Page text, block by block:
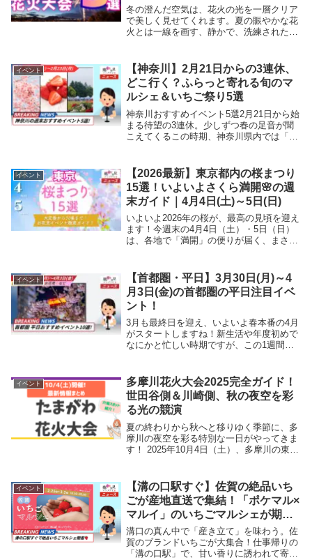
冬の澄んだ空気は、花火の光を一層クリア
で美しく見せてくれます。夏の賑やかな花
火とは一線を画す、静かで、洗練された
を叶える、12月に首都圏とその近郊で開催
される花火大会...
イベント
【神奈川】2月21日からの3連休、
どこ行く？ふらっと寄れる旬のマ
ルシェ＆いちご祭り5選
神奈川おすすめイベント5選2月21日から始
まる待望の3連休。少しずつ春の足音が聞
こえてくるこの時期、神奈川県内では「い
約不要で、お出かけのついでに「ふらっ
と」立ち寄...
イベント
【2026最新】東京都内の桜まつり
15選！いよいよさくら満開🌸の週
末ガイド｜4月4日(土)～5日(日)
いよいよ2026年の桜が、最高の見頃を迎え
ます！今週末の4月4日（土）・5日（日）
は、各地で「満開」の便りが届く、まさに
に誘われて、「どこへお花見に行こうか」
と計画を...
イベント
【首都圏・平日】3月30日(月)～4
月3日(金)の首都圏の平日注目イベ
ント！
3月も最終日を迎え、いよいよ春本番の4月
がスタートしますね！新生活や年度初めで
なにかと忙しい時期ですが、この1週間は
諦めていたあのスポットや、平日の決まっ
た日にしか...
イベント
多摩川花火大会2025完全ガイド！
世田谷側＆川崎側、秋の夜空を彩
る光の競演
夏の終わりから秋へと移りゆく季節に、多
摩川の夜空を彩る特別な一日がやってきま
す！ 2025年10月4日（土）、多摩川の東京
火大会」が同日開催されます！感動発見マ
ップ...
イベント
【溝の口駅すぐ】佐賀の絶品いち
ごが産地直送で集結！「ポケマル×
マルイ」のいちごマルシェが期間
限定で開催。限定スイーツも見逃
せない
溝口の真ん中で「産き立て」を味わう。佐
賀のブランドいちごが大集合！仕事帰りの
「溝の口駅」で、甘い香りに誘われて寄り